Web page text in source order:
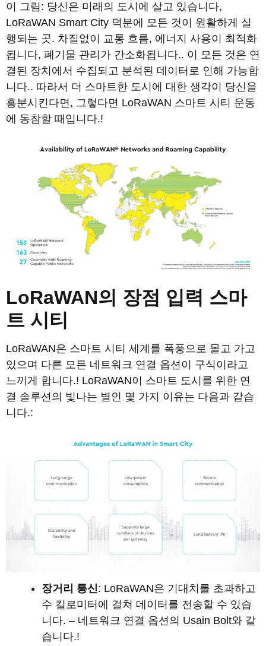
이 그림: 당신은 미래의 도시에 살고 있습니다,
LoRaWAN Smart City 덕분에 모든 것이 원활하게 실
행되는 곳. 차질없이 교통 흐름, 에너지 사용이 최적화
됩니다, 폐기물 관리가 간소화됩니다.. 이 모든 것은 연
결된 장치에서 수집되고 분석된 데이터로 인해 가능합
니다.. 따라서 더 스마트한 도시에 대한 생각이 당신을
흥분시킨다면, 그렇다면 LoRaWAN 스마트 시티 운동
에 동참할 때입니다.!
LoRaWAN의 장점 입력 스마
트 시티
LoRaWAN은 스마트 시티 세계를 폭풍으로 몰고 가고
있으며 다른 모든 네트워크 연결 옵션이 구식이라고
느끼게 합니다.! LoRaWAN이 스마트 도시를 위한 연
결 솔루션의 빛나는 별인 몇 가지 이유는 다음과 같습
니다.:
장거리 통신: LoRaWAN은 기대치를 초과하고
수 킬로미터에 걸쳐 데이터를 전송할 수 있습
니다. – 네트워크 연결 옵션의 Usain Bolt와 같
습니다.!